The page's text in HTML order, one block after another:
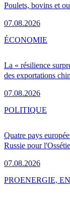
Poulets, bovins et
07.08.2026
La « résilience
des exportations
07.08.2026
ÉCONOMIE
Quatre pays
Russie pour
07.08.2026
POLITIQUE
PROENERGIE,